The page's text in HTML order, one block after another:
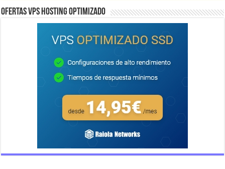
OFERTAS VPS HOSTING OPTIMIZADO